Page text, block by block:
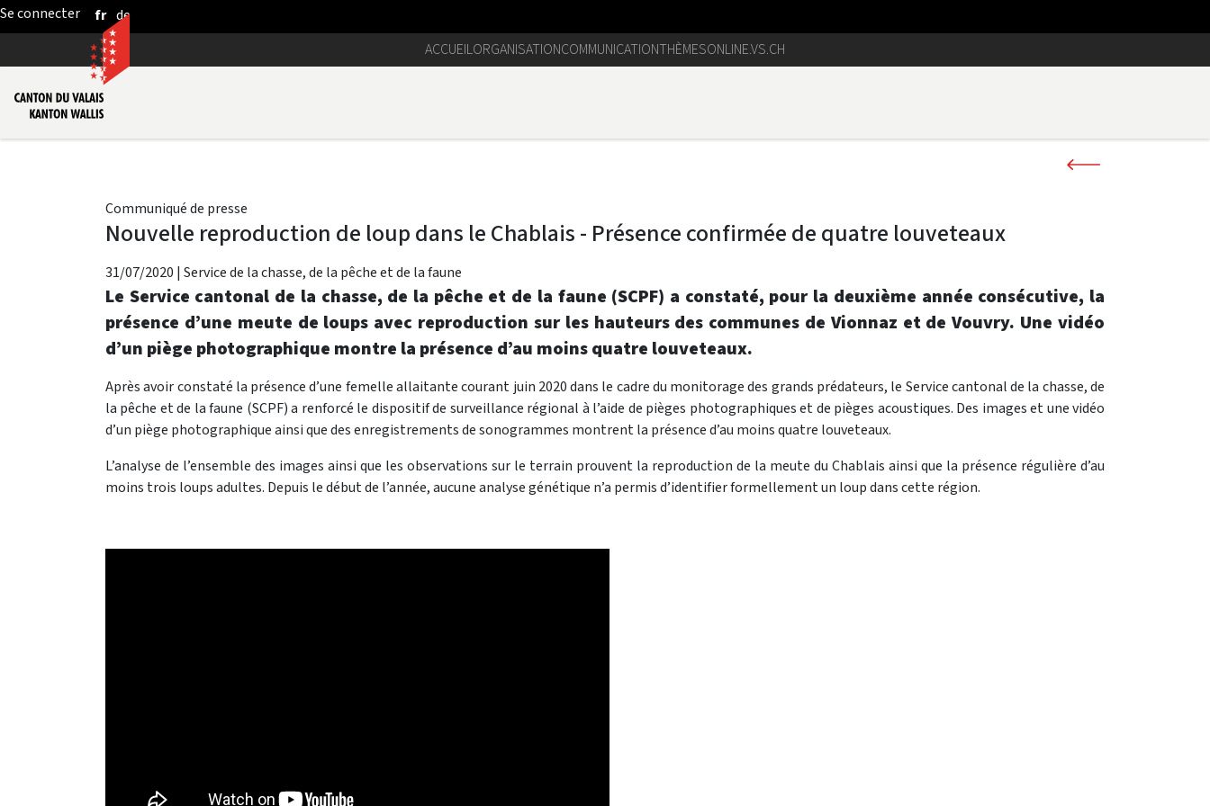
Saut au contenu principal
fr de
ACCUEILORGANISATIONCOMMUNICATIONTHÈMESONLINE.VS.CH
Communiqué de presse
Nouvelle reproduction de loup dans le Chablais - Présence confirmée de quatre louveteaux
31/07/2020 | Service de la chasse, de la pêche et de la faune
Le Service cantonal de la chasse, de la pêche et de la faune (SCPF) a constaté, pour la deuxième année consécutive, la
présence d’une meute de loups avec reproduction sur les hauteurs des communes de Vionnaz et de Vouvry. Une vidéo
d’un piège photographique montre la présence d’au moins quatre louveteaux.
Après avoir constaté la présence d’une femelle allaitante courant juin 2020 dans le cadre du monitorage des grands prédateurs, le Service cantonal de la chasse, de
la pêche et de la faune (SCPF) a renforcé le dispositif de surveillance régional à l’aide de pièges photographiques et de pièges acoustiques. Des images et une vidéo
d’un piège photographique ainsi que des enregistrements de sonogrammes montrent la présence d’au moins quatre louveteaux.
L’analyse de l’ensemble des images ainsi que les observations sur le terrain prouvent la reproduction de la meute du Chablais ainsi que la présence régulière d’au
moins trois loups adultes. Depuis le début de l’année, aucune analyse génétique n’a permis d’identifier formellement un loup dans cette région.